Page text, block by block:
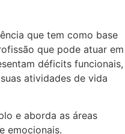
que tem como base
que pode atuar em
déficits funcionais,
atividades de vida
e aborda as áreas
emocionais.